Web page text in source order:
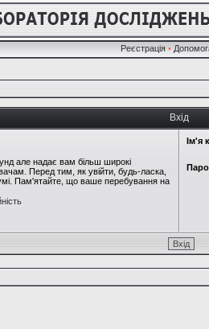
Реєстрація •
Вхід
але надає вам більш широкі
Перед тим, як увійти, будь-ласка,
Пам'ятайте, що ваше перебування на
Ім'я